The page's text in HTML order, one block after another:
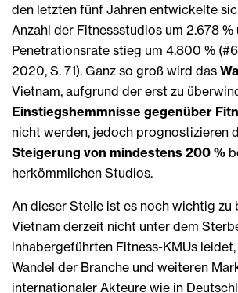
den letzten fünf Jahren entwickelte
Anzahl der Fitnessstudios um 2.678 %
Penetrationsrate stieg um 4.800 %
2020, S. 71). Ganz so groß wird das
Vietnam, aufgrund der erst zu
Einstiegshemmnisse gegenüber
nicht werden, jedoch prognostizieren
Steigerung von mindestens 200 %
herkömmlichen Studios.
An dieser Stelle ist es noch wichtig zu
Vietnam derzeit nicht unter dem
inhabergeführten Fitness-KMUs
Wandel der Branche und weiteren
internationaler Akteure wie in